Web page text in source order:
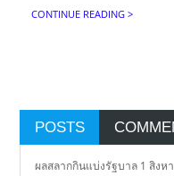
CONTINUE READING >
POSTS
ผลสลากกินแบ่งรัฐบาล 1 สิงห